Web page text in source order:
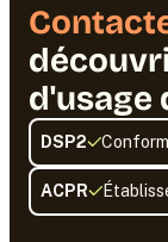
d'usage
DSP2
ACPR